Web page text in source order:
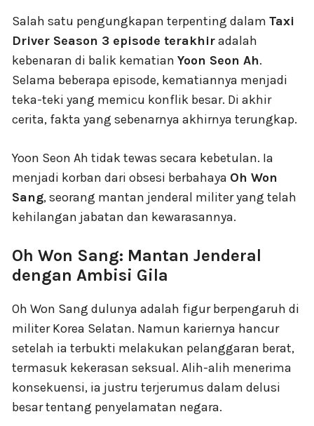
Salah satu pengungkapan terpenting dalam Taxi
Driver Season 3 episode terakhiradalah
kebenaran di balik kematian Yoon Seon Ah.
Selama beberapa episode, kematiannya menjadi
teka-teki yang memicu konflik besar. Di akhir
cerita, fakta yang sebenarnya akhirnya terungkap.
Yoon Seon Ah tidak tewas secara kebetulan. Ia
menjadi korban dari obsesi berbahaya Oh Won
Sang, seorang mantan jenderal militer yang telah
kehilangan jabatan dan kewarasannya.
Oh Won Sang: Mantan Jenderal
dengan Ambisi Gila
Oh Won Sang dulunya adalah figur berpengaruh di
militer Korea Selatan. Namun kariernya hancur
setelah ia terbukti melakukan pelanggaran berat,
termasuk kekerasan seksual. Alih-alih menerima
konsekuensi, ia justru terjerumus dalam delusi
besar tentang penyelamatan negara.